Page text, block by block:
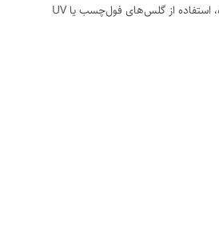
بشن. در مدل‌های خمیده، استفاده از گلس‌های فول‌چسب یا UV